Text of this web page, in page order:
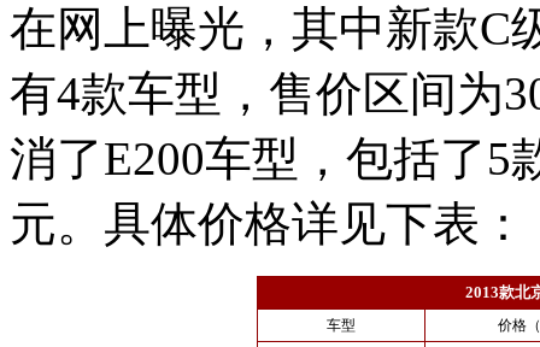
在网上曝光，其中新款C
有4款车型，售价区间为
消了E200车型，包括了5
元。具体价格详见下表：
2013款北
车型
价格